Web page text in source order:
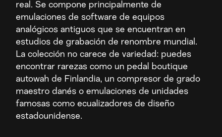
real. Se compone principalmente de
emulaciones de software de equipos
analógicos antiguos que se encuentran en
estudios de grabación de renombre mundial.
La colección no carece de variedad: puedes
encontrar rarezas como un pedal boutique
autowah de Finlandia, un compresor de grado
maestro danés o emulaciones de unidades
famosas como ecualizadores de diseño
estadounidense.